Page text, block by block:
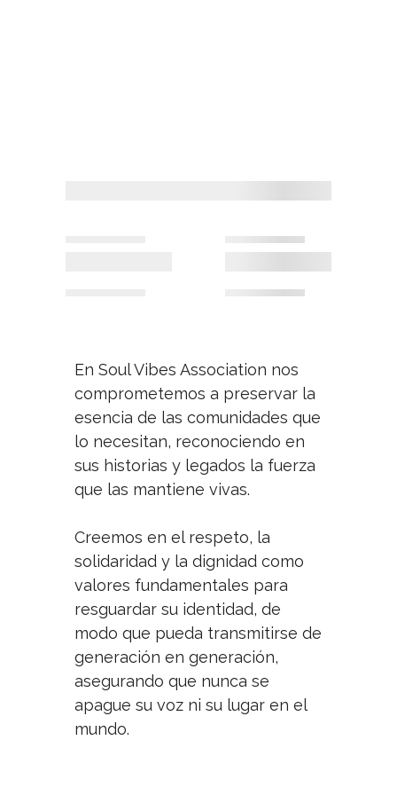
En Soul Vibes Association nos
comprometemos a preservar la
esencia de las comunidades que
lo necesitan, reconociendo en
sus historias y legados la fuerza
que las mantiene vivas.
Creemos en el respeto, la
solidaridad y la dignidad como
valores fundamentales para
resguardar su identidad, de
modo que pueda transmitirse de
generación en generación,
asegurando que nunca se
apague su voz ni su lugar en el
mundo.